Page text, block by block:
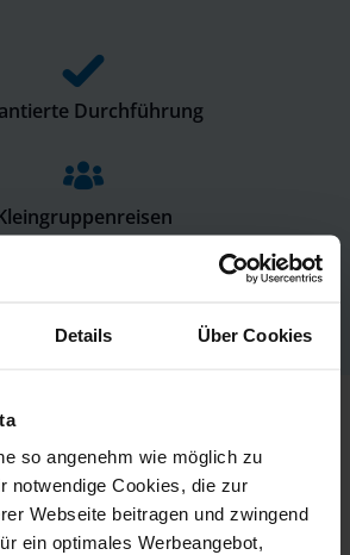
Details Über Cookies
so angenehm wie möglich zu
notwendige Cookies, die zur
Webseite beitragen und zwingend
ein optimales Werbeangebot,
Durchführung
Rundreisen inkl. Flug